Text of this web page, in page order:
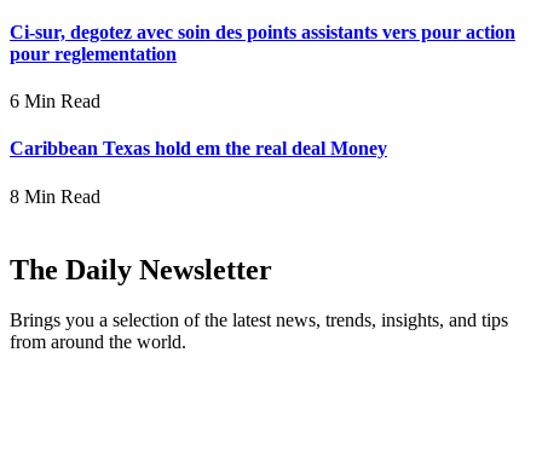
Ci-sur, degotez avec soin des points assistants vers pour action
pour reglementation
6 Min Read
Caribbean Texas hold em the real deal Money
8 Min Read
The Daily Newsletter
Brings you a selection of the latest news, trends, insights, and tips
from around the world.